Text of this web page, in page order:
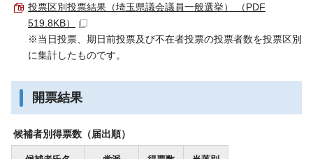
投票区別投票結果（埼玉県議会議員一般選挙） （PDF
519.8KB）
※当日投票、期日前投票及び不在者投票の投票者数を投票区別
に集計したものです。
開票結果
候補者別得票数（届出順）